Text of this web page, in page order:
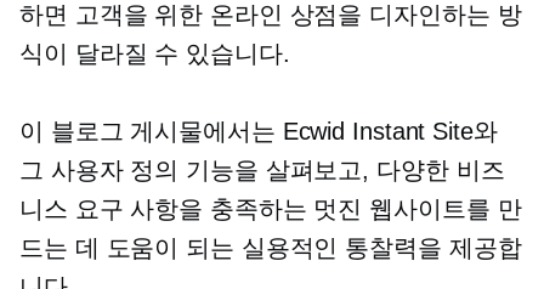
하면 고객을 위한 온라인 상점을 디자인하는 방
식이 달라질 수 있습니다.
이 블로그 게시물에서는 Ecwid Instant Site와
그 사용자 정의 기능을 살펴보고, 다양한 비즈
니스 요구 사항을 충족하는 멋진 웹사이트를 만
드는 데 도움이 되는 실용적인 통찰력을 제공합